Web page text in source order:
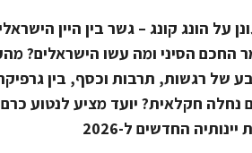
על הונג קונג – גשר בין היין
אמר החכם הסיני ומה עשו הישראלים?
של רגשות, תרבות וכסף, בין
נחלה חקלאית? יועד מציע לנטוע
החדשים ל-2026